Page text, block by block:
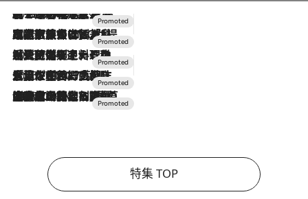
2026.8.7
【トンボの足水浴】ヒノキの香りに包まれて涼感マックス！約13℃の湧水かけ流しを避暑地「星野温泉 トンボの湯」で体験
2026.7.31
【ホテル帰省】という選択肢をOMOが提案。家族とほどよい距離を保つには「昼は実家、夜は気兼ねなくホテルで！」
2026.7.24
【夏限定ディナーコース】旬を迎える稚鮎や花ズッキーニなどをイタリア・トスカーナの郷土料理の手法で満喫！
2026.7.17
「土佐和ハーブかき氷」がOMO7高知に登場！生姜、山椒、大葉など目にも舌にも涼を呼ぶ郷土の味
2026.7.10
NEW OPEN！【界 草津】名湯の地に誕生。趣の異なる2種の温泉と上州ならではの会席・蕎麦割烹など美食を味わう究極の癒やし旅
特集 TOP